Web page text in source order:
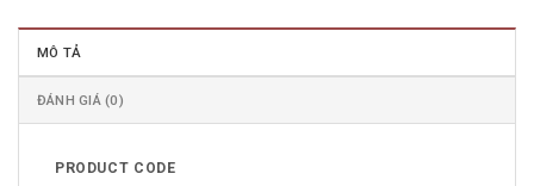
MÔ TẢ
ĐÁNH GIÁ (0)
PRODUCT CODE